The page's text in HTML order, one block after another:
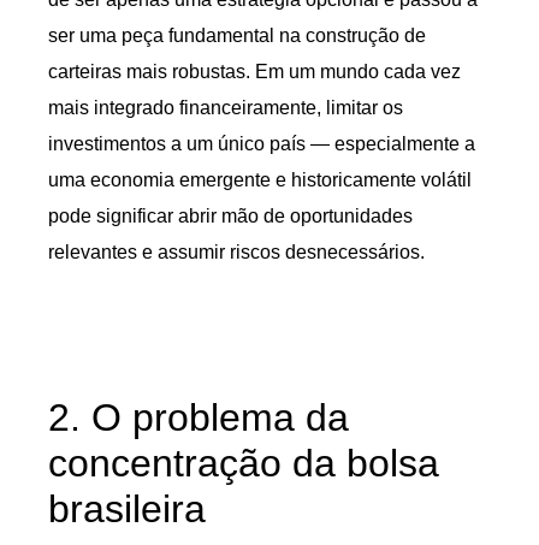
ser uma peça fundamental na construção de
carteiras mais robustas. Em um mundo cada vez
mais integrado financeiramente, limitar os
investimentos a um único país — especialmente a
uma economia emergente e historicamente volátil
pode significar abrir mão de oportunidades
relevantes e assumir riscos desnecessários.
2. O problema da
concentração da bolsa
brasileira